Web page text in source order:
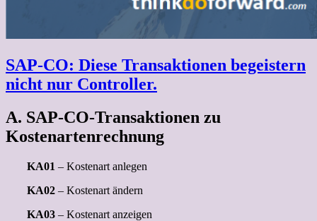
SAP-CO: Diese Transaktionen begeistern
nicht nur Controller.
A. SAP-CO-Transaktionen zu
Kostenartenrechnung
KA01 – Kostenart anlegen
KA02 – Kostenart ändern
KA03 – Kostenart anzeigen